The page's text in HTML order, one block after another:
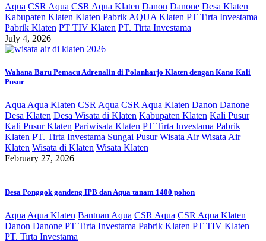
Aqua CSR Aqua CSR Aqua Klaten Danon Danone Desa Klaten
Kabupaten Klaten Klaten Pabrik AQUA Klaten PT Tirta Investama
Pabrik Klaten PT TIV Klaten PT. Tirta Investama
July 4, 2026
Wahana Baru Pemacu Adrenalin di Polanharjo Klaten dengan Kano Kali
Pusur
Aqua Aqua Klaten CSR Aqua CSR Aqua Klaten Danon Danone
Desa Klaten Desa Wisata di Klaten Kabupaten Klaten Kali Pusur
Kali Pusur Klaten Pariwisata Klaten PT Tirta Investama Pabrik
Klaten PT. Tirta Investama Sungai Pusur Wisata Air Wisata Air
Klaten Wisata di Klaten Wisata Klaten
February 27, 2026
Desa Ponggok gandeng IPB dan Aqua tanam 1400 pohon
Aqua Aqua Klaten Bantuan Aqua CSR Aqua CSR Aqua Klaten
Danon Danone PT Tirta Investama Pabrik Klaten PT TIV Klaten
PT. Tirta Investama